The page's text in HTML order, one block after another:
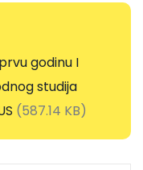
godinu I
studija
(587.14 KB)